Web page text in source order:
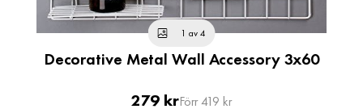
1 av 4
Decorative Metal Wall Accessory 3x60
Pris
279 krOriginal
Förr 419 kr